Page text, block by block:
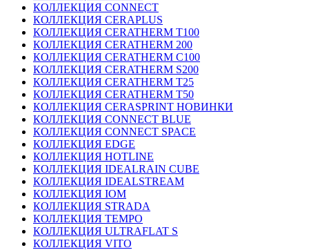
КОЛЛЕКЦИЯ CONNECT
КОЛЛЕКЦИЯ CERAPLUS
КОЛЛЕКЦИЯ CERATHERM T100
КОЛЛЕКЦИЯ CERATHERM 200
КОЛЛЕКЦИЯ CERATHERM C100
КОЛЛЕКЦИЯ CERATHERM S200
КОЛЛЕКЦИЯ CERATHERM T25
КОЛЛЕКЦИЯ CERATHERM T50
КОЛЛЕКЦИЯ CERASPRINT НОВИНКИ
КОЛЛЕКЦИЯ CONNECT BLUE
КОЛЛЕКЦИЯ CONNECT SPACE
КОЛЛЕКЦИЯ EDGE
КОЛЛЕКЦИЯ HOTLINE
КОЛЛЕКЦИЯ IDEALRAIN CUBE
КОЛЛЕКЦИЯ IDEALSTREAM
КОЛЛЕКЦИЯ IOM
КОЛЛЕКЦИЯ STRADA
КОЛЛЕКЦИЯ TEMPO
КОЛЛЕКЦИЯ ULTRAFLAT S
КОЛЛЕКЦИЯ VITO